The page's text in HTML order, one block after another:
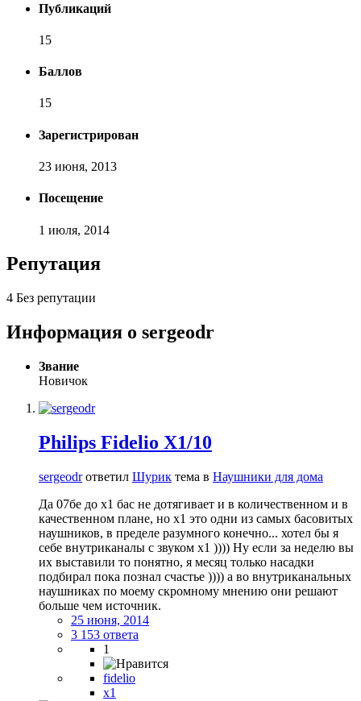
Публикаций
15
Баллов
15
Зарегистрирован
23 июня, 2013
Посещение
1 июля, 2014
Репутация
4 Без репутации
Информация о sergeodr
Звание
Новичок
Philips Fidelio X1/10
sergeodrответил Шурик тема в Наушники для дома
Да 07бе до х1 бас не дотягивает и в количественном и в
качественном плане, но х1 это одни из самых басовитых
наушников, в пределе разумного конечно... хотел бы я
себе внутриканалы с звуком х1 )))) Ну если за неделю вы
их выставили то понятно, я месяц только насадки
подбирал пока познал счастье )))) а во внутриканальных
наушниках по моему скромному мнению они решают
больше чем источник.
25 июня, 2014
3 153 ответа
1
fidelio
x1